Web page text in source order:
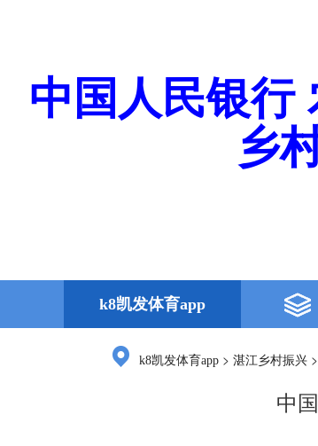
中国人民银行
乡
k8凯发体育app
k8凯发体育app > 湛江乡村振兴 >
中